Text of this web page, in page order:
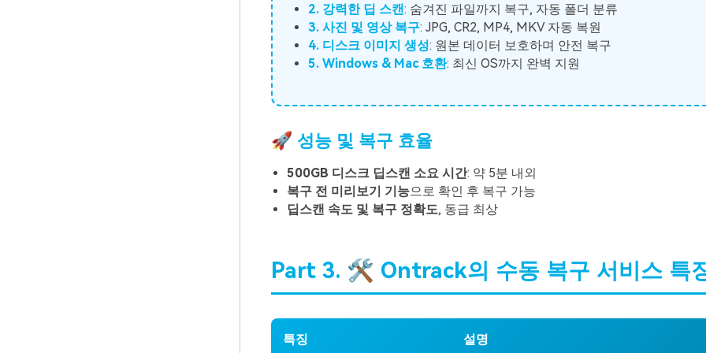
2. 강력한 딥 스캔: 숨겨진 파일까지 복구, 자동 폴더 분류
3. 사진 및 영상 복구: JPG, CR2, MP4, MKV 자동 복원
4. 디스크 이미지 생성: 원본 데이터 보호하며 안전 복구
5. Windows & Mac 호환: 최신 OS까지 완벽 지원
🚀 성능 및 복구 효율
500GB 디스크 딥스캔 소요 시간: 약 5분 내외
복구 전 미리보기 기능으로 확인 후 복구 가능
딥스캔 속도 및 복구 정확도, 동급 최상
Part 3. 🛠️ Ontrack의 수동 복구 서비스 특
특징 설명